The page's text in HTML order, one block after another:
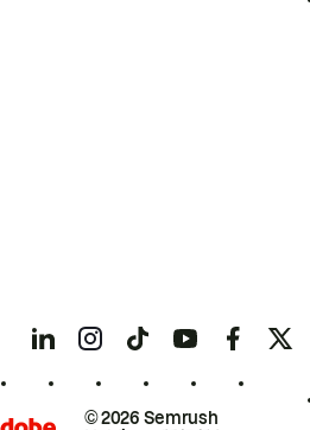
© 2026 Semrush